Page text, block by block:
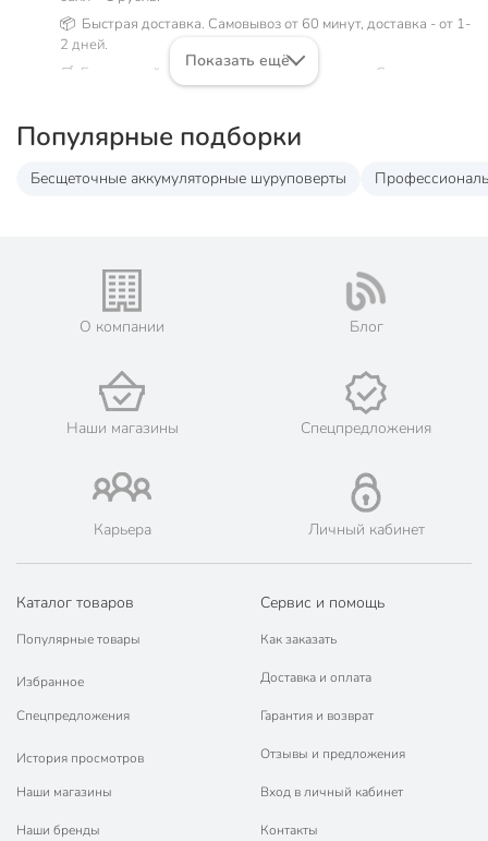
📦 Быстрая доставка. Самовывоз от 60 минут, доставка - от 1-
2 дней.
🛒 Бесплатный самовывоз из магазинов города Смоленск.
Жители Смоленской области могут сделать заказ и оплатить
Мы предлагаем бесплатную курьерскую доставку для товара
«бензо- и электроинструмент» при заказе от 3000 рублей в
такие города, как: Велиж, Демидов, Десногорск,
💳 Оплата: онлайн на сайте интернет-гипермаркета или
наличными при получении.
🛍 Скидки, акции, распродажи каждый день!
Порядок - официальный представитель ведущих мировых
марок.
Показать ещё
Популярные подборки
Бесщеточные аккумуляторные шуруповерты
О компании Блог
Наши магазины Спецпредложения
Карьера Личный кабинет
Каталог товаров
Популярные товары
Избранное
Спецпредложения
История просмотров
Наши магазины
Наши бренды
Сервис и помощь
Как заказать
Доставка и оплата
Гарантия и возврат
Отзывы и предложения
Вход в личный кабинет
Контакты